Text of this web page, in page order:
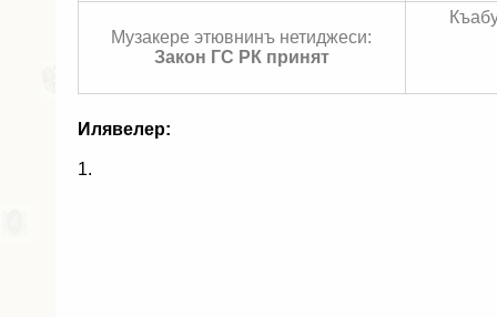
Музакере этювнинъ нетиджеси:
Закон ГС РК принят
Илявелер:
1.